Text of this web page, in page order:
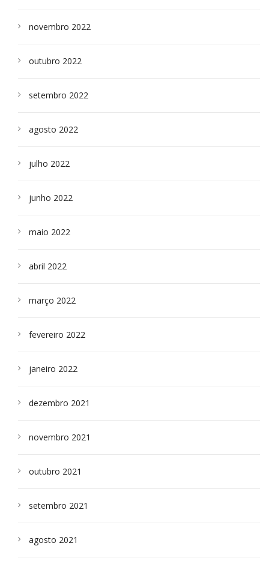
novembro 2022
outubro 2022
setembro 2022
agosto 2022
julho 2022
junho 2022
maio 2022
abril 2022
março 2022
fevereiro 2022
janeiro 2022
dezembro 2021
novembro 2021
outubro 2021
setembro 2021
agosto 2021